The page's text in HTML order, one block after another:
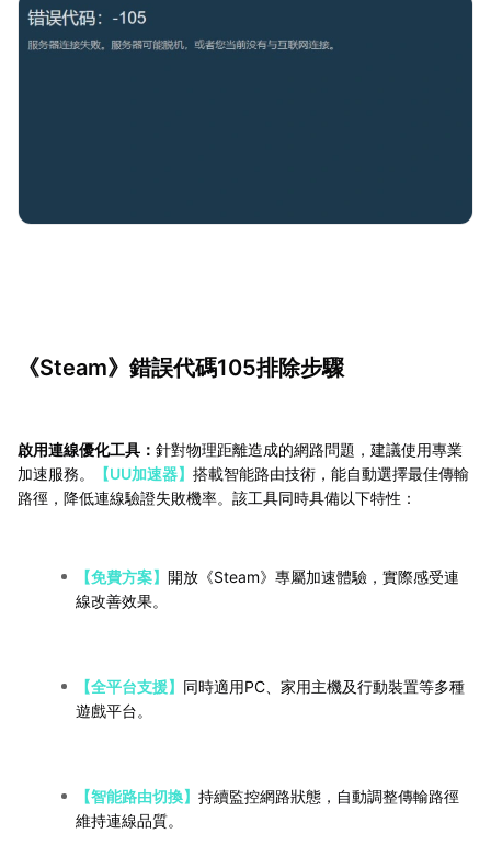
《Steam》錯誤代碼105排除步驟
啟用連線優化工具： 針對物理距離造成的網路問題，建議使用專業
加速服務。
【UU加速器】 搭載智能路由技術，能自動選擇最佳傳輸
路徑，降低連線驗證失敗機率。該工具同時具備以下特性：
【免費方案】 開放《Steam》專屬加速體驗，實際感受連
線改善效果。
【全平台支援】 同時適用PC、家用主機及行動裝置等多種
遊戲平台。
【智能路由切換】 持續監控網路狀態，自動調整傳輸路徑
維持連線品質。